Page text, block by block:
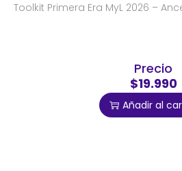
Toolkit Primera Era MyL 2026 –
Precio
$19.990
Añadir al